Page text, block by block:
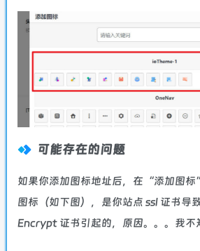
可能存在的问题
如果你添加图标地址后，在“添加图
图标（如下图），是你站点 ssl 证书导
Encrypt 证书引起的，原因。。。我不